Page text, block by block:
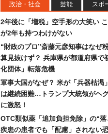
政治・社会 芸能 スポ
2年後に「増税」空手形の大笑い
が2年も持つわけがない
“財政のプロ”斎藤元彦知事はなぜ
算見抜けず？ 兵庫県が都道府県で
化団体」転落危機
軍事大国がなぜ？ 米が「兵器枯渇
は継続困難…トランプ大統領がヘ
に激怒！
OTC類似薬「追加負担免除」の“
疾患の患者でも「配慮」されない